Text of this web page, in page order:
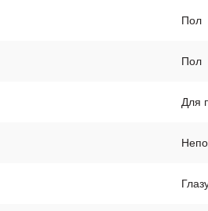
Пол
Пол
Для